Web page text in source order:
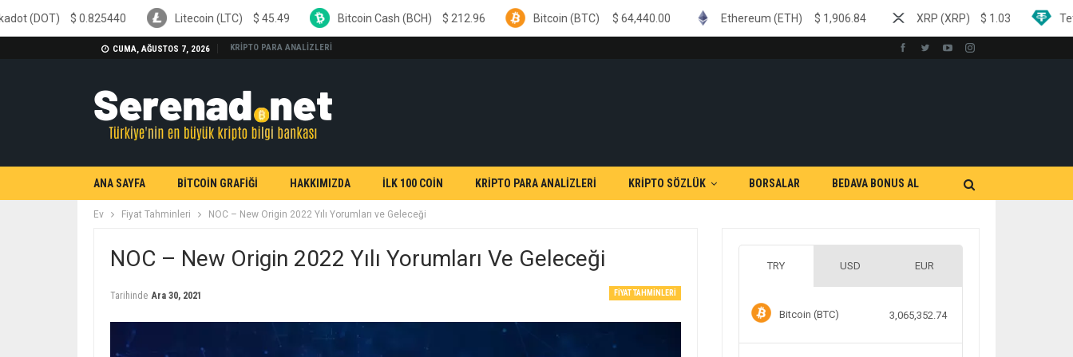
CUMA, AĞUSTOS 7, 2026 KRİPTO PARA ANALİZLERİ
ANA SAYFA BİTCOİN GRAFİĞİ HAKKIMIZDA İLK 100 COİN KRİPTO PARA ANALİZLERİ KRİPTO SÖZLÜK BORSALAR BEDAVA BONUS AL
Ev Fiyat Tahminleri NOC – New Origin 2022 Yılı Yorumları ve Geleceği
NOC – New Origin 2022 Yılı Yorumları Ve Geleceği
FIYAT TAHMINLERI
Tarihinde Ara 30, 2021
TRY USD EUR
Bitcoin (BTC) 3,065,352.74
Litecoin (LTC) $ 45.49 Bitcoin Cash (BCH) $212.96 Bitcoin (BTC) 64,440.00 Ethereum (ETH) $ 1,906.84 XRP (XRP) $1.03 Tether (USDT) $